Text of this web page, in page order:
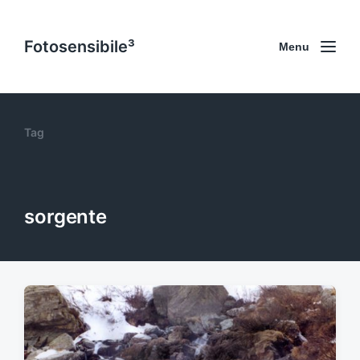
Fotosensibile³ Menu
Tag
sorgente